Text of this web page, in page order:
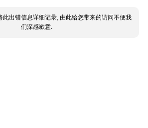
此出错信息详细记录, 由此给您带来的访问不便我
们深感歉意.